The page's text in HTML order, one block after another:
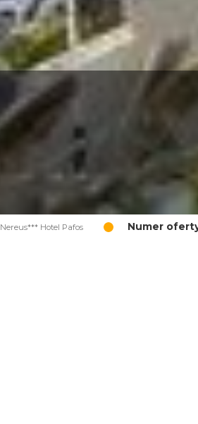
Nereus*** Hotel Pafos Numer